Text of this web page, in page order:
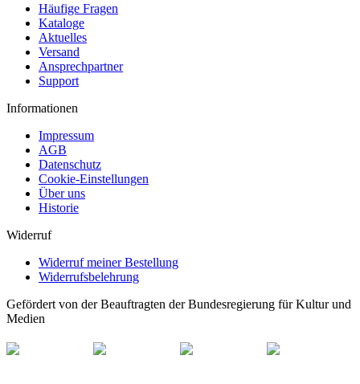
Häufige Fragen
Kataloge
Aktuelles
Versand
Ansprechpartner
Support
Informationen
Impressum
AGB
Datenschutz
Cookie-Einstellungen
Über uns
Historie
Widerruf
Widerruf meiner Bestellung
Widerrufsbelehrung
Gefördert von der Beauftragten der Bundesregierung für Kultur und
Medien